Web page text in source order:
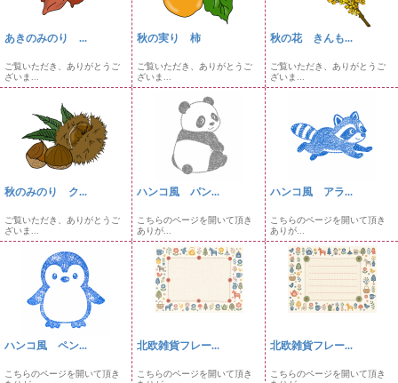
あきのみのり ...
ご覧いただき、ありがとうご
ざいま...
秋の実り 柿
ご覧いただき、ありがとうご
ざいま...
秋の花 きんも...
ご覧いただき、ありがとうご
ざいま...
秋のみのり ク...
ご覧いただき、ありがとうご
ざいま...
ハンコ風 パン...
こちらのページを開いて頂き
ありが...
ハンコ風 アラ...
こちらのページを開いて頂き
ありが...
ハンコ風 ペン...
こちらのページを開いて頂き
北欧雑貨フレー...
こちらのページを開いて頂き
北欧雑貨フレー...
こちらのページを開いて頂き